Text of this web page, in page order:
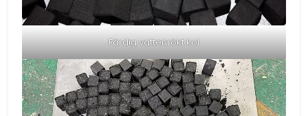
Färdig vattenrökt kol